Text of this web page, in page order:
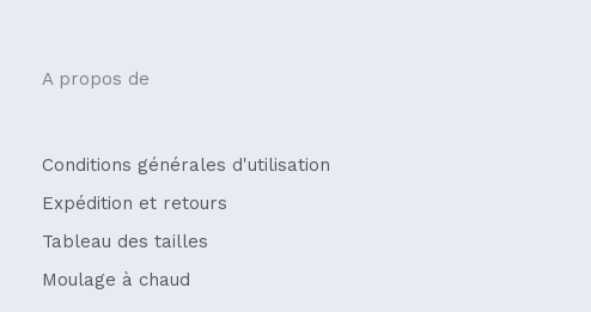
A propos de
Conditions générales d'utilisation
Expédition et retours
Tableau des tailles
Moulage à chaud